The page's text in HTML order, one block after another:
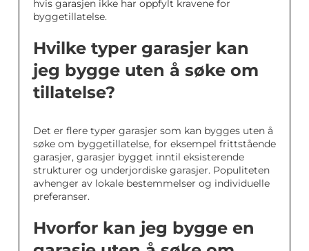
hvis garasjen ikke har oppfylt kravene for
byggetillatelse.
Hvilke typer garasjer kan
jeg bygge uten å søke om
tillatelse?
Det er flere typer garasjer som kan bygges uten å
søke om byggetillatelse, for eksempel frittstående
garasjer, garasjer bygget inntil eksisterende
strukturer og underjordiske garasjer. Populiteten
avhenger av lokale bestemmelser og individuelle
preferanser.
Hvorfor kan jeg bygge en